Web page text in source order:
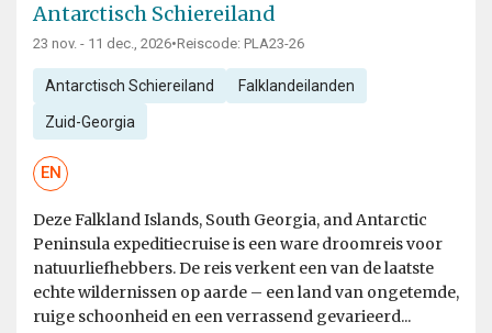
Antarctisch Schiereiland
23 nov. - 11 dec., 2026•Reiscode: PLA23-26
Antarctisch Schiereiland Falklandeilanden
Zuid-Georgia
EN
Deze Falkland Islands, South Georgia, and Antarctic
Peninsula expeditiecruise is een ware droomreis voor
natuurliefhebbers. De reis verkent een van de laatste
echte wildernissen op aarde – een land van ongetemde,
ruige schoonheid en een verrassend gevarieerd...